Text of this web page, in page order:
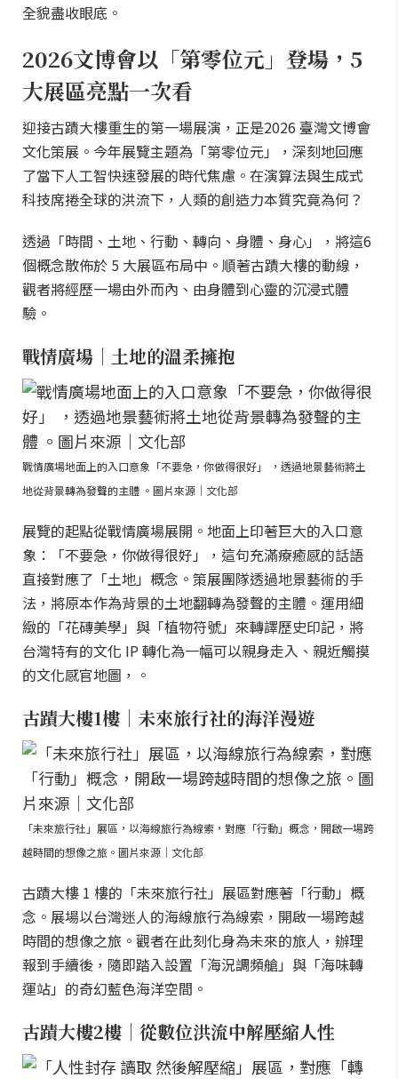
全貌盡收眼底。
2026文博會以「第零位元」登場，5
大展區亮點一次看
迎接古蹟大樓重生的第一場展演，正是2026 臺灣文博會
文化策展。今年展覽主題為「第零位元」，深刻地回應
了當下人工智快速發展的時代焦慮。在演算法與生成式
科技席捲全球的洪流下，人類的創造力本質究竟為何？
透過「時間、土地、行動、轉向、身體、身心」，將這6
個概念散佈於 5 大展區布局中。順著古蹟大樓的動線，
觀者將經歷一場由外而內、由身體到心靈的沉浸式體
驗。
戰情廣場｜土地的溫柔擁抱
戰情廣場地面上的入口意象「不要急，你做得很好」 ，透過地景藝術將土
地從背景轉為發聲的主體 。圖片來源｜文化部
展覽的起點從戰情廣場展開。地面上印著巨大的入口意
象：「不要急，你做得很好」，這句充滿療癒感的話語
直接對應了「土地」概念。策展團隊透過地景藝術的手
法，將原本作為背景的土地翻轉為發聲的主體。運用細
緻的「花磚美學」與「植物符號」來轉譯歷史印記，將
台灣特有的文化 IP 轉化為一幅可以親身走入、親近觸摸
的文化感官地圖，。
古蹟大樓1樓｜未來旅行社的海洋漫遊
「未來旅行社」展區，以海線旅行為線索，對應「行動」概念，開啟一場跨
越時間的想像之旅。圖片來源｜文化部
古蹟大樓 1 樓的「未來旅行社」展區對應著「行動」概
念。展場以台灣迷人的海線旅行為線索，開啟一場跨越
時間的想像之旅。觀者在此刻化身為未來的旅人，辦理
報到手續後，隨即踏入設置「海況調頻艙」與「海味轉
運站」的奇幻藍色海洋空間。
古蹟大樓2樓｜從數位洪流中解壓縮人性